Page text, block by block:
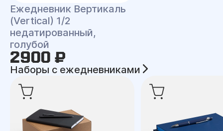
Ежедневник Вертикаль
(Vertical) 1/2
недатированный,
голубой
2900 ₽
Наборы с ежедневниками